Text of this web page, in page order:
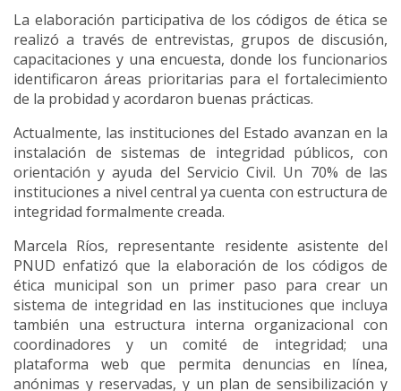
La elaboración participativa de los códigos de ética se
realizó a través de entrevistas, grupos de discusión,
capacitaciones y una encuesta, donde los funcionarios
identificaron áreas prioritarias para el fortalecimiento
de la probidad y acordaron buenas prácticas.
Actualmente, las instituciones del Estado avanzan en la
instalación de sistemas de integridad públicos, con
orientación y ayuda del Servicio Civil. Un 70% de las
instituciones a nivel central ya cuenta con estructura de
integridad formalmente creada.
Marcela Ríos, representante residente asistente del
PNUD enfatizó que la elaboración de los códigos de
ética municipal son un primer paso para crear un
sistema de integridad en las instituciones que incluya
también una estructura interna organizacional con
coordinadores y un comité de integridad; una
plataforma web que permita denuncias en línea,
anónimas y reservadas, y un plan de sensibilización y